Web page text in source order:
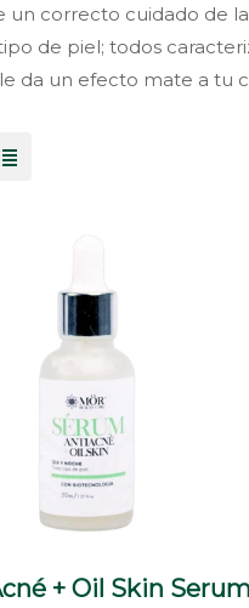
un correcto cuidado de
de piel; todos
da un efecto mate a tu
RÁPIDA + COMPRAR
+ Oil Skin Serum